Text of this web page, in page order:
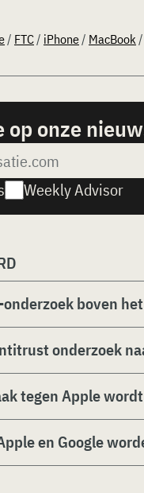
/ FTC/ iPhone/ MacBook/
op onze
Weekly Advisor
onderzoek boven
onderzoek
tegen Apple
en Google